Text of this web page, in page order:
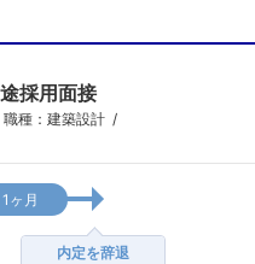
採用面接
職種：建築設計
1ヶ月
内定を辞退